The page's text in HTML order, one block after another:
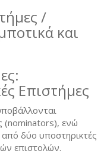
/
και
Επιστήμες
(nominators), ενώ
από δύο υποστηρικτές
επιστολών.